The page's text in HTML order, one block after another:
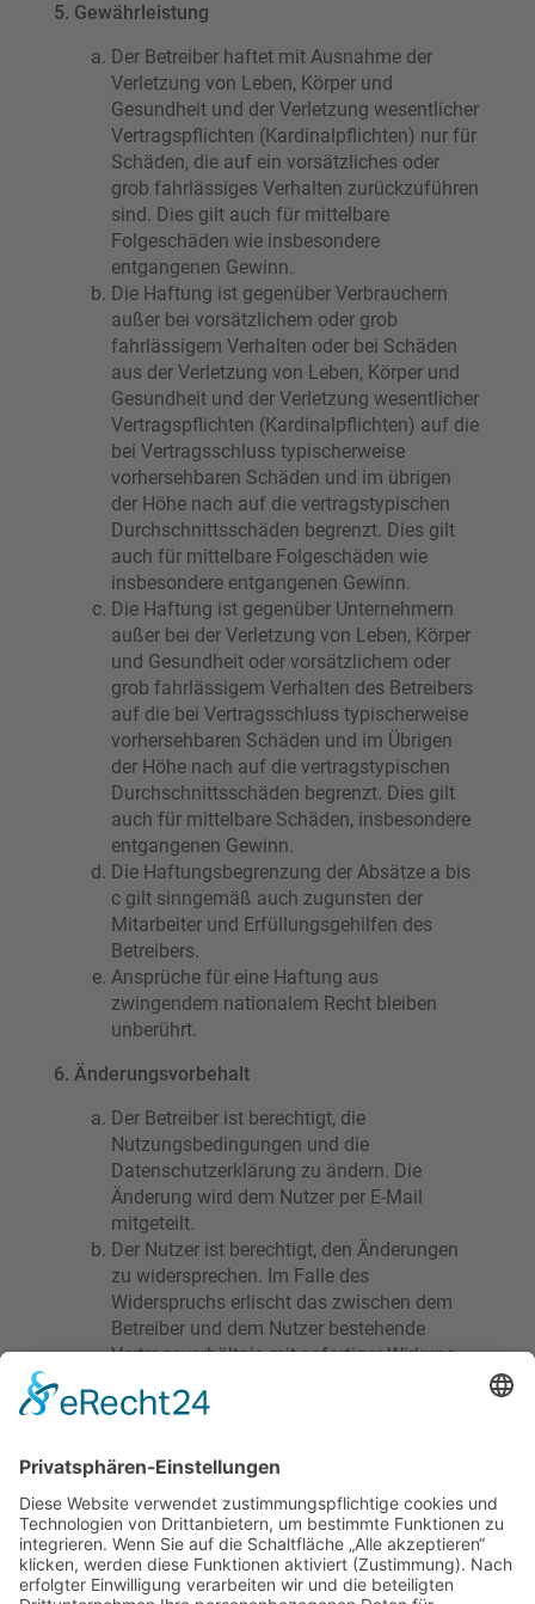
5. Gewährleistung
Der Betreiber haftet mit Ausnahme der
Verletzung von Leben, Körper und
Gesundheit und der Verletzung wesentlicher
Vertragspflichten (Kardinalpflichten) nur für
Schäden, die auf ein vorsätzliches oder
grob fahrlässiges Verhalten zurückzuführen
sind. Dies gilt auch für mittelbare
Folgeschäden wie insbesondere
entgangenen Gewinn.
Die Haftung ist gegenüber Verbrauchern
außer bei vorsätzlichem oder grob
fahrlässigem Verhalten oder bei Schäden
aus der Verletzung von Leben, Körper und
Gesundheit und der Verletzung wesentlicher
Vertragspflichten (Kardinalpflichten) auf die
bei Vertragsschluss typischerweise
vorhersehbaren Schäden und im übrigen
der Höhe nach auf die vertragstypischen
Durchschnittsschäden begrenzt. Dies gilt
auch für mittelbare Folgeschäden wie
insbesondere entgangenen Gewinn.
Die Haftung ist gegenüber Unternehmern
außer bei der Verletzung von Leben, Körper
und Gesundheit oder vorsätzlichem oder
grob fahrlässigem Verhalten des Betreibers
auf die bei Vertragsschluss typischerweise
vorhersehbaren Schäden und im Übrigen
der Höhe nach auf die vertragstypischen
Durchschnittsschäden begrenzt. Dies gilt
auch für mittelbare Schäden, insbesondere
entgangenen Gewinn.
Die Haftungsbegrenzung der Absätze a bis
c gilt sinngemäß auch zugunsten der
Mitarbeiter und Erfüllungsgehilfen des
Betreibers.
Ansprüche für eine Haftung aus
zwingendem nationalem Recht bleiben
unberührt.
6. Änderungsvorbehalt
Der Betreiber ist berechtigt, die
Nutzungsbedingungen und die
Datenschutzerklärung zu ändern. Die
Änderung wird dem Nutzer per E-Mail
mitgeteilt.
Der Nutzer ist berechtigt, den Änderungen
zu widersprechen. Im Falle des
Widerspruchs erlischt das zwischen dem
Betreiber und dem Nutzer bestehende
Vertragsverhältnis mit sofortiger Wirkung.
verbindlich, wenn der Nutzer den
Informationen über den Umgang mit deinen
persönlichen Daten sind in der
Datenschutzerklärung enthalten.